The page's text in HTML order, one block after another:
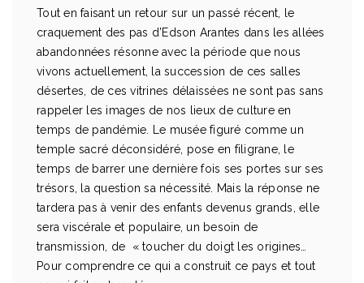
Tout en faisant un retour sur un passé récent, le
craquement des pas d’Edson Arantes dans les allées
abandonnées résonne avec la période que nous
vivons actuellement, la succession de ces salles
désertes, de ces vitrines délaissées ne sont pas sans
rappeler les images de nos lieux de culture en
temps de pandémie. Le musée figuré comme un
temple sacré déconsidéré, pose en filigrane, le
temps de barrer une dernière fois ses portes sur ses
trésors, la question sa nécessité. Mais la réponse ne
tardera pas à venir des enfants devenus grands, elle
sera viscérale et populaire, un besoin de
transmission, de « toucher du doigt les origines…
Pour comprendre ce qui a construit ce pays et tout